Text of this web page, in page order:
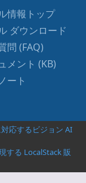
情報トップ
ダウンロード
問 (FAQ)
メント (KB)
ート
応するビジョン AI
する LocalStack 販